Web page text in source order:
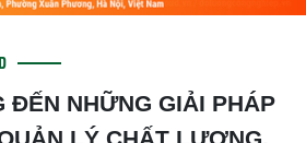
ĐẾN NHỮNG GIẢI PHÁP